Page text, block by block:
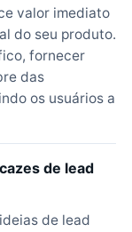
valor imediato
do seu produto.
fornecer
das
os usuários a
de lead
de lead